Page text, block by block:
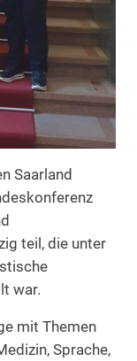
Saarland
teil, die unter
war.
mit Themen
Sprache,